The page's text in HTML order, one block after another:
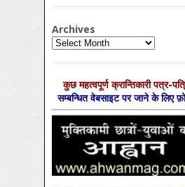
Archives
Archives
कुछ महत्‍वपूर्ण क्रान्तिकारी पत्र-
सम्‍बन्धित वेबसाइट पर जाने के लिए